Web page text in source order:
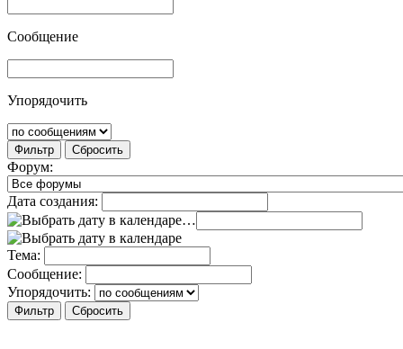
Сообщение
Упорядочить
Фильтр Сбросить
Форум:
Дата создания:
…
Тема:
Сообщение:
Упорядочить: